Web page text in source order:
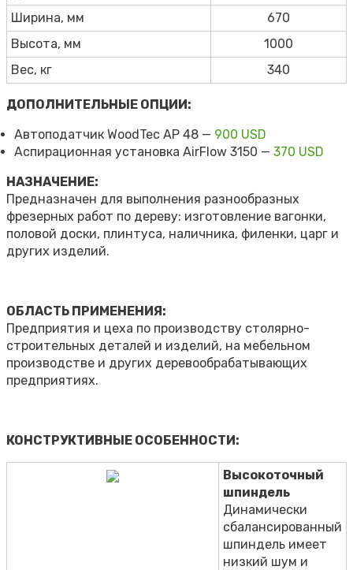
Ширина, мм
670
Высота, мм
1000
Вес, кг
340
ДОПОЛНИТЕЛЬНЫЕ ОПЦИИ:
Автоподатчик WoodTec AP 48 — 900 USD
Аспирационная установка AirFlow 3150 — 370 USD
НАЗНАЧЕНИЕ:
Предназначен для выполнения разнообразных
фрезерных работ по дереву: изготовление вагонки,
половой доски, плинтуса, наличника, филенки, царг и
других изделий.
ОБЛАСТЬ ПРИМЕНЕНИЯ:
Предприятия и цеха по производству столярно-
строительных деталей и изделий, на мебельном
производстве и других деревообрабатывающих
предприятиях.
КОНСТРУКТИВНЫЕ ОСОБЕННОСТИ:
Высокоточный
шпиндель
Динамически
сбалансированный
шпиндель имеет
низкий шум и